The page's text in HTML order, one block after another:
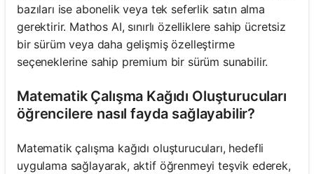
bazıları ise abonelik veya tek seferlik satın alma
gerektirir. Mathos AI, sınırlı özelliklere sahip ücretsiz
bir sürüm veya daha gelişmiş özelleştirme
seçeneklerine sahip premium bir sürüm sunabilir.
Matematik Çalışma Kağıdı Oluşturucuları
öğrencilere nasıl fayda sağlayabilir?
Matematik çalışma kağıdı oluşturucuları, hedefli
uygulama sağlayarak, aktif öğrenmeyi teşvik ederek,